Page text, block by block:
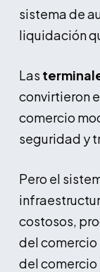
sistema de
liquidación
Las
convirtieron
comercio
seguridad y
Pero el
costosos,
del comercio
del comercio